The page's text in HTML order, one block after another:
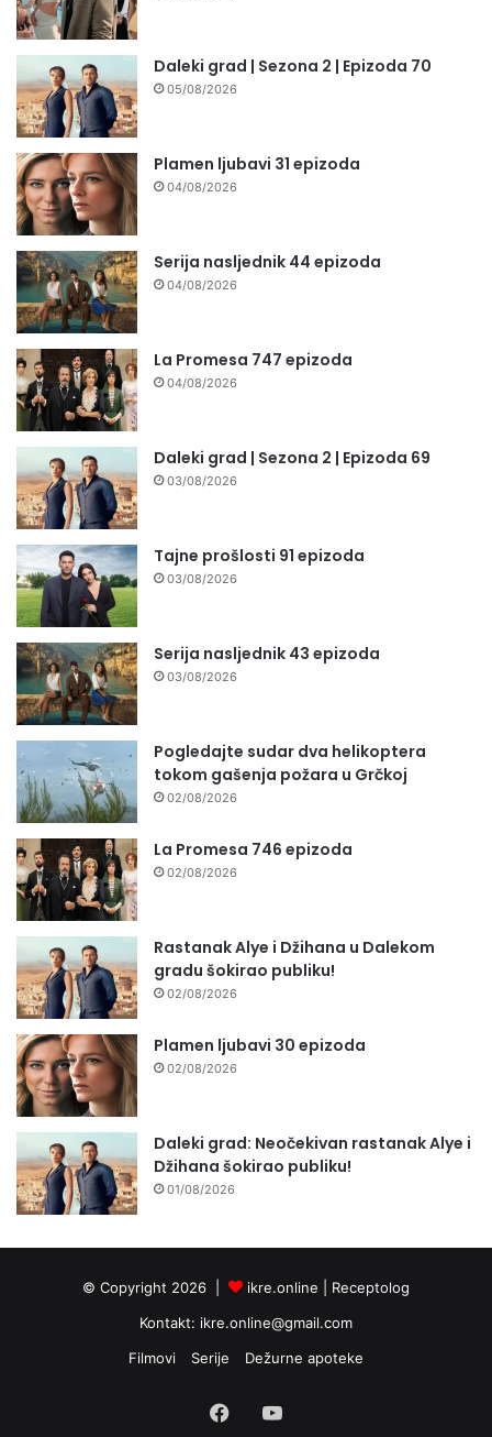
Daleki grad | Sezona 2 | Epizoda 70
05/08/2026
Plamen ljubavi 31 epizoda
04/08/2026
Serija nasljednik 44 epizoda
04/08/2026
La Promesa 747 epizoda
04/08/2026
Daleki grad | Sezona 2 | Epizoda 69
03/08/2026
Tajne prošlosti 91 epizoda
03/08/2026
Serija nasljednik 43 epizoda
03/08/2026
Pogledajte sudar dva helikoptera
tokom gašenja požara u Grčkoj
02/08/2026
La Promesa 746 epizoda
02/08/2026
Rastanak Alye i Džihana u Dalekom
gradu šokirao publiku!
02/08/2026
Plamen ljubavi 30 epizoda
02/08/2026
Daleki grad: Neočekivan rastanak Alye i
Džihana šokirao publiku!
01/08/2026
© Copyright 2026 | ikre.online | Receptolog
Kontakt: ikre.online@gmail.com
Filmovi
Serije Dežurne apoteke
FacebookYouTube